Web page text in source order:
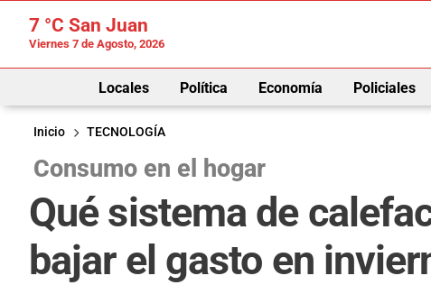
7 °C San Juan
Viernes 7 de Agosto, 2026
Locales Política Economía Policiales
Inicio
TECNOLOGÍA
Consumo en el hogar
Qué sistema de
bajar el gasto en